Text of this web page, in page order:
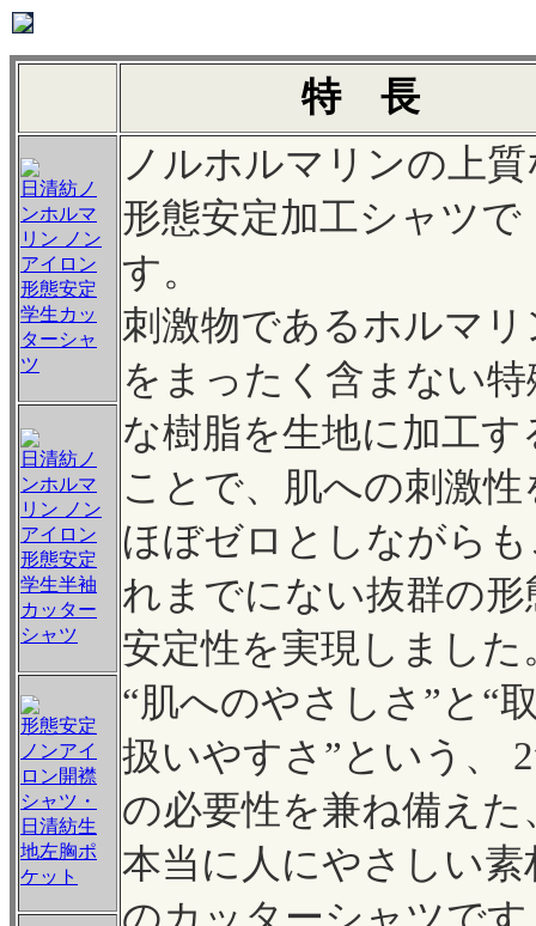
特 長
日清紡ノ
ンホルマ
リン ノン
アイロン
形態安定
学生カッ
ターシャ
ツ
ノルホルマリンの上質
形態安定加工シャツで
す。
刺激物であるホルマリ
をまったく含まない特
な樹脂を生地に加工す
ことで、肌への刺激性
ほぼゼロとしながら
れまでにない抜群の形
安定性を実現しました
“肌へのやさしさ”と“
扱いやすさ”という、
の必要性を兼ね備えた
本当に人にやさしい素
日清紡ノ
ンホルマ
リン ノン
アイロン
形態安定
学生半袖
カッター
シャツ
形態安定
ノンアイ
ロン開襟
シャツ・
日清紡生
地左胸ポ
ケット